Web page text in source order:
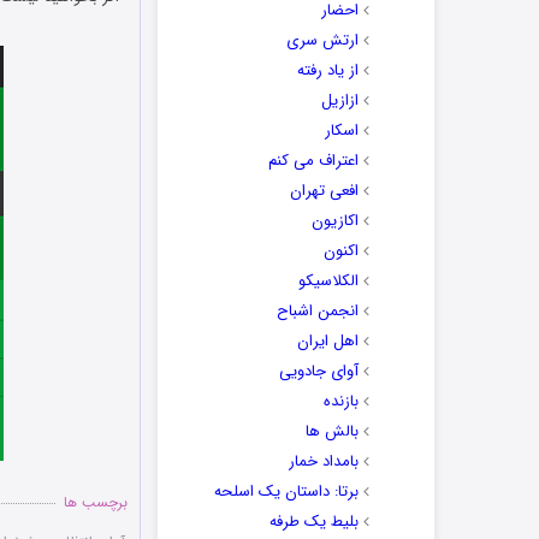
احضار
ارتش سری
از یاد رفته
ازازیل
اسکار
اعتراف می کنم
افعی تهران
اکازیون
اکنون
الکلاسیکو
انجمن اشباح
اهل ایران
آوای جادویی
بازنده
بالش ها
بامداد خمار
برتا: داستان یک اسلحه
بلیط یک‌‌ طرفه
برچسب ها